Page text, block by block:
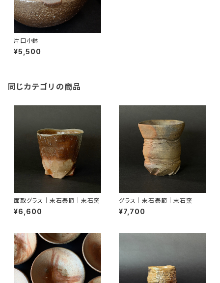
片口小鉢
¥5,500
同じカテゴリの商品
面取グラス｜末石泰節｜末石窯
¥6,600
グラス｜末石泰節｜末石窯
¥7,700